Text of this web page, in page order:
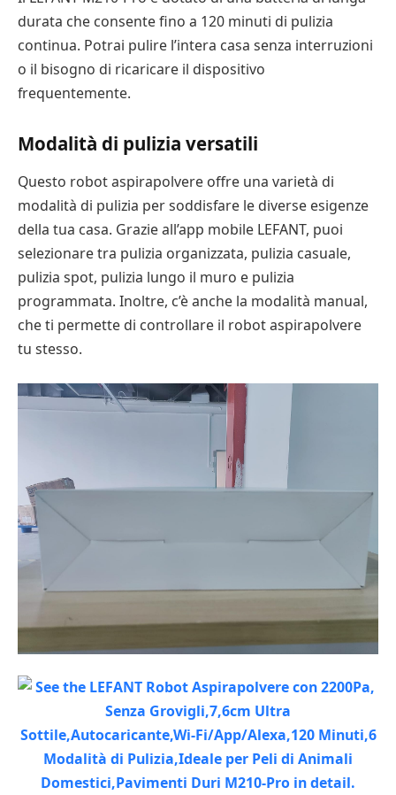
durata che consente fino a 120 minuti di pulizia
continua. Potrai pulire l’intera casa senza interruzioni
o il bisogno di ricaricare il dispositivo
frequentemente.
Modalità di pulizia versatili
Questo robot aspirapolvere offre una varietà di
modalità di pulizia per soddisfare le diverse esigenze
della tua casa. Grazie all’app mobile LEFANT, puoi
selezionare tra pulizia organizzata, pulizia casuale,
pulizia spot, pulizia lungo il muro e pulizia
programmata. Inoltre, c’è anche la modalità manual,
che ti permette di controllare il robot aspirapolvere
tu stesso.